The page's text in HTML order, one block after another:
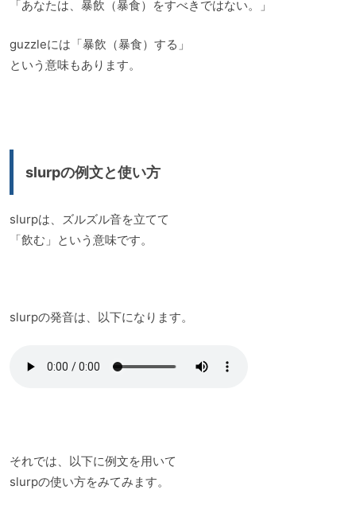
「あなたは、暴飲（暴食）をすべきではない。」
guzzleには「暴飲（暴食）する」
という意味もあります。
slurpの例文と使い方
slurpは、ズルズル音を立てて
「飲む」という意味です。
slurpの発音は、以下になります。
それでは、以下に例文を用いて
slurpの使い方をみてみます。